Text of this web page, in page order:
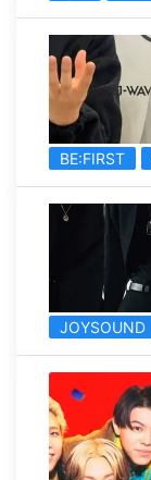
BE:FIRST
JOYSOUND